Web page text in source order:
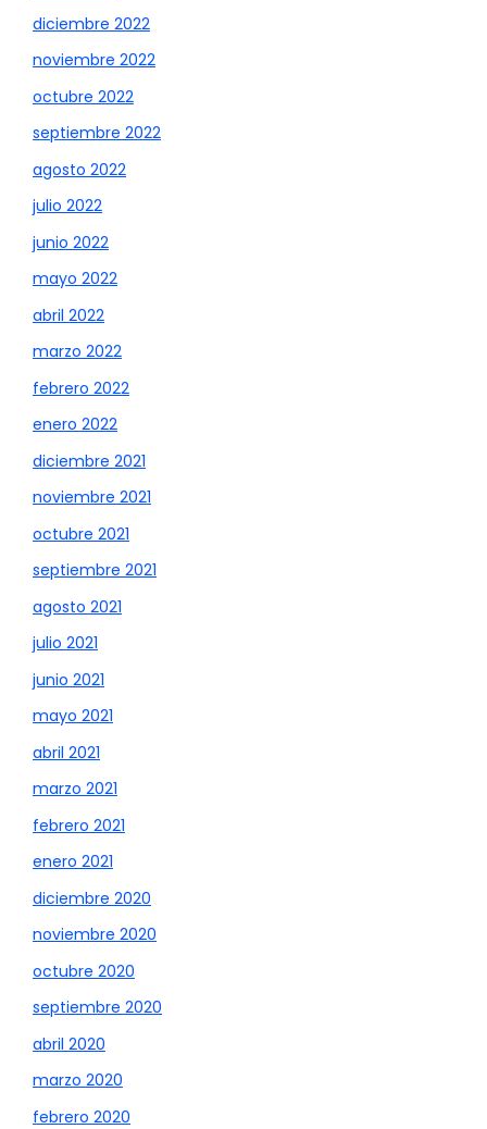
diciembre 2022
noviembre 2022
octubre 2022
septiembre 2022
agosto 2022
julio 2022
junio 2022
mayo 2022
abril 2022
marzo 2022
febrero 2022
enero 2022
diciembre 2021
noviembre 2021
octubre 2021
septiembre 2021
agosto 2021
julio 2021
junio 2021
mayo 2021
abril 2021
marzo 2021
febrero 2021
enero 2021
diciembre 2020
noviembre 2020
octubre 2020
septiembre 2020
abril 2020
marzo 2020
febrero 2020